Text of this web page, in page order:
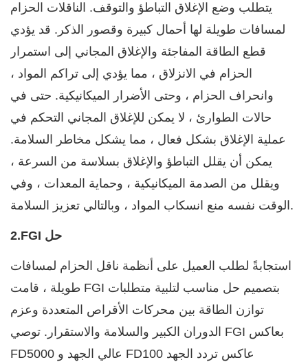
يتطلب وضع الإغلاق التباطؤ والتوقف. الناقلات الحزام
لمسافات طويلة لها أحمال كبيرة وقصور الذكر. قد يؤدي
قطع الطاقة المفاجئة والإغلاق المجاني إلى استمرار
الحزام في الانزلاق ، مما يؤدي إلى تراكم المواد ،
وانحراف الحزام ، وحتى الأضرار الميكانيكية. حتى في
حالات الطوارئ ، لا يمكن للإغلاق المجاني التحكم في
عملية الإغلاق بشكل فعال ، مما يشكل مخاطر السلامة.
يمكن أن يقلل التباطؤ والإغلاق بسلاسة من السرعة ،
ويقلل من الصدمة الميكانيكية ، وحماية المعدات ، وفي
الوقت نفسه منع انسكاب المواد ، وبالتالي تعزيز السلامة.
2.FGI حل
استجابةً لطلب العميل على أنظمة ناقل الحزام لمسافات
طويلة ، قامت FGI بتصميم حل مناسب لتلبية متطلبات
توازن الطاقة بين محركات الأقراص المتعددة وعزم
الدوران الكبير والسلامة والاستقرار. توصي FGI بعاكس
FD100 عاكس تردد الجهد